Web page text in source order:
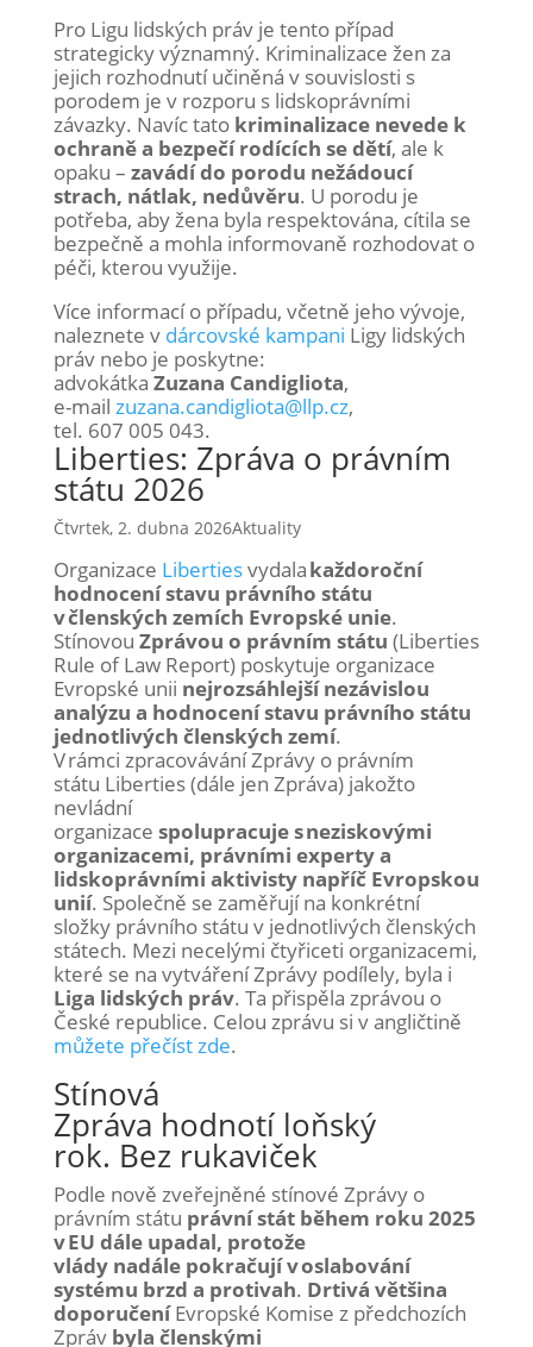
Pro Ligu lidských práv je tento případ
strategicky významný. Kriminalizace žen za
jejich rozhodnutí učiněná v souvislosti s
porodem je v rozporu s lidskoprávními
závazky. Navíc tato kriminalizace nevede k
ochraně a bezpečí rodících se dětí, ale k
opaku – zavádí do porodu nežádoucí
strach, nátlak, nedůvěru. U porodu je
potřeba, aby žena byla respektována, cítila se
bezpečně a mohla informovaně rozhodovat o
péči, kterou využije.
Více informací o případu, včetně jeho vývoje,
naleznete v dárcovské kampani Ligy lidských
práv nebo je poskytne:
advokátka Zuzana Candigliota,
e-mail zuzana.candigliota@llp.cz,
tel. 607 005 043.
Liberties: Zpráva o právním
státu 2026
Čtvrtek, 2. dubna 2026Aktuality
Organizace Libertiesvydalakaždoroční
hodnocení stavu právního státu
v členských zemích Evropské unie.
Stínovou Zprávou o právním státu (Liberties
Rule of Law Report) poskytuje organizace
Evropské unii nejrozsáhlejší nezávislou
analýzu a hodnocení stavu právního státu
jednotlivých členských zemí.
V rámci zpracovávání Zprávy o právním
státu Liberties (dále jen Zpráva) jakožto
nevládní
organizace spolupracuje s neziskovými
organizacemi, právními experty a
lidskoprávními aktivisty napříč Evropskou
unií. Společně se zaměřují na konkrétní
složky právního státu v jednotlivých členských
státech. Mezi necelými čtyřiceti organizacemi,
které se na vytváření Zprávy podílely, byla i
Liga lidských práv. Ta přispěla zprávou o
České republice. Celou zprávu si v angličtině
můžete přečíst zde.
Stínová
Zpráva hodnotíloňský
rok. Bez rukaviček
Podle nově zveřejněné stínové Zprávy o
právním státu právní stát během roku 2025
v EU dále upadal, protože
vlády nadálepokračují v oslabování
systému brzd a protivah. Drtivá většina
doporučeníEvropské Komise z předchozích
Zpráv byla členskými